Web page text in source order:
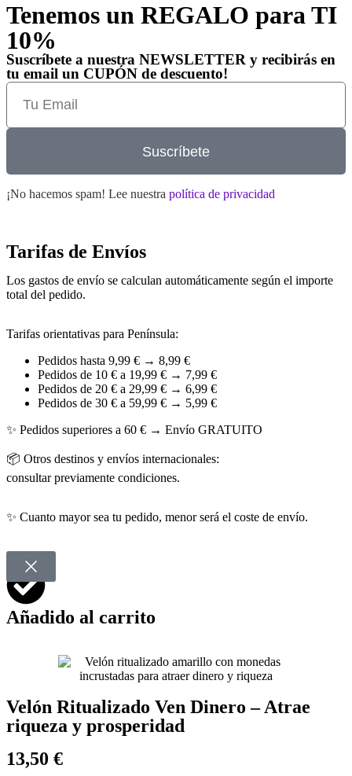
Tenemos un REGALO para TI
10%
Suscríbete a nuestra NEWSLETTER y recibirás en
tu email un CUPÓN de descuento!
Suscríbete
¡No hacemos spam! Lee nuestra política de privacidad
Tarifas de Envíos
Los gastos de envío se calculan automáticamente según el importe
total del pedido.
Tarifas orientativas para Península:
Pedidos hasta 9,99 € → 8,99 €
Pedidos de 10 € a 19,99 € → 7,99 €
Pedidos de 20 € a 29,99 € → 6,99 €
Pedidos de 30 € a 59,99 € → 5,99 €
✨ Pedidos superiores a 60 € → Envío GRATUITO
📦 Otros destinos y envíos internacionales:
consultar previamente condiciones.
✨ Cuanto mayor sea tu pedido, menor será el coste de envío.
Añadido al carrito
Velón Ritualizado Ven Dinero – Atrae
riqueza y prosperidad
13,50 €